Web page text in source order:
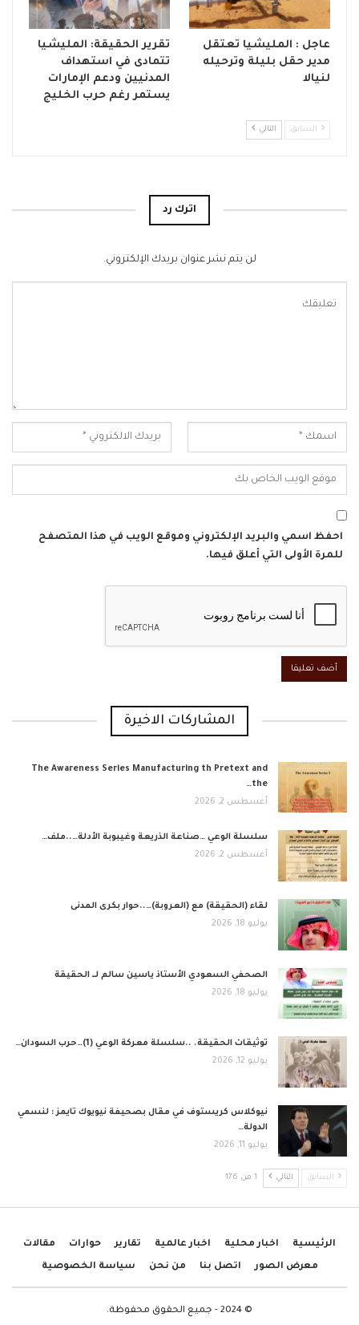
عاجل : المليشيا تعتقل
مدير حقل بليلة وترحيله
لنيالا
تقرير الحقيقة: المليشيا
تتمادى في استهداف
المدنيين ودعم الإمارات
يستمر رغم حرب الخليج
السابق التالي
اترك رد
لن يتم نشر عنوان بريدك الإلكتروني.
احفظ اسمي والبريد الإلكتروني وموقع الويب في هذا المتصفح
للمرة الأولى التي أعلق فيها.
المشاركات الاخيرة
The Awareness Series Manufacturing th Pretext and
the…
أغسطس 2, 2026
​سلسلة الوعي …صناعة الذريعة وغيبوبة الأدلة…..ملف…
أغسطس 2, 2026
لقاء (الحقيقة) مع (العروبة)…..حوار بكرى المدنى
يوليو 18, 2026
الصحفي السعودي الأستاذ ياسين سالم لــ الحقيقة
يوليو 18, 2026
توثيقات الحقيقة. ..سلسلة معركة الوعي (1)…حرب السودان…
يوليو 12, 2026
نيوكلاس كريستوف في مقال بصحيفة نيويوك تايمز : لنسمي
الدولة…
يوليو 11, 2026
السابق التالي 1 من 176
الرئيسية اخبار محلية اخبار عالمية تقارير حوارات مقالات
معرض الصور اتصل بنا من نحن سياسة الخصوصية
© 2024 - جميع الحقوق محفوظة.